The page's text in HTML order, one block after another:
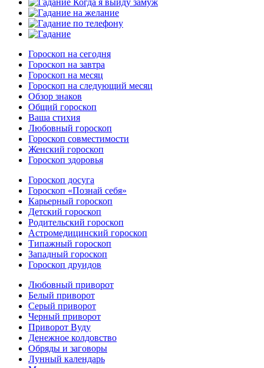
Гороскоп на сегодня
Гороскоп на завтра
Гороскоп на месяц
Гороскоп на следующий месяц
Обзор знаков
Общий гороскоп
Ваша стихия
Любовный гороскоп
Гороскоп совместимости
Женский гороскоп
Гороскоп здоровья
Гороскоп досуга
Гороскоп «Познай себя»
Карьерный гороскоп
Детский гороскоп
Родительский гороскоп
Астромедицинский гороскоп
Типажный гороскоп
Западный гороскоп
Гороскоп друидов
Любовный приворот
Белый приворот
Серый приворот
Черный приворот
Приворот Вуду
Денежное колдовство
Обряды и заговоры
Лунный календарь